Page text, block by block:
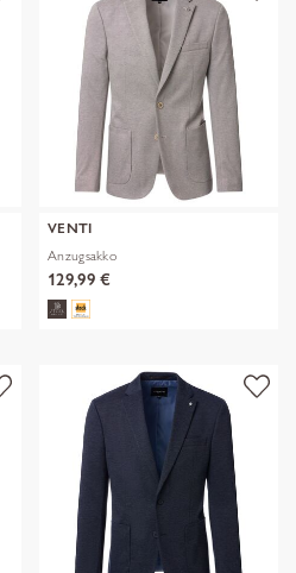
VENTI
Anzugsakko
129,99 €